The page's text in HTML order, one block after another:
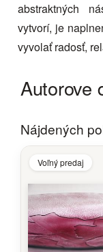
abstraktných
vytvorí, je
vyvolať radosť,
Autorove
Nájdených
Voľný predaj